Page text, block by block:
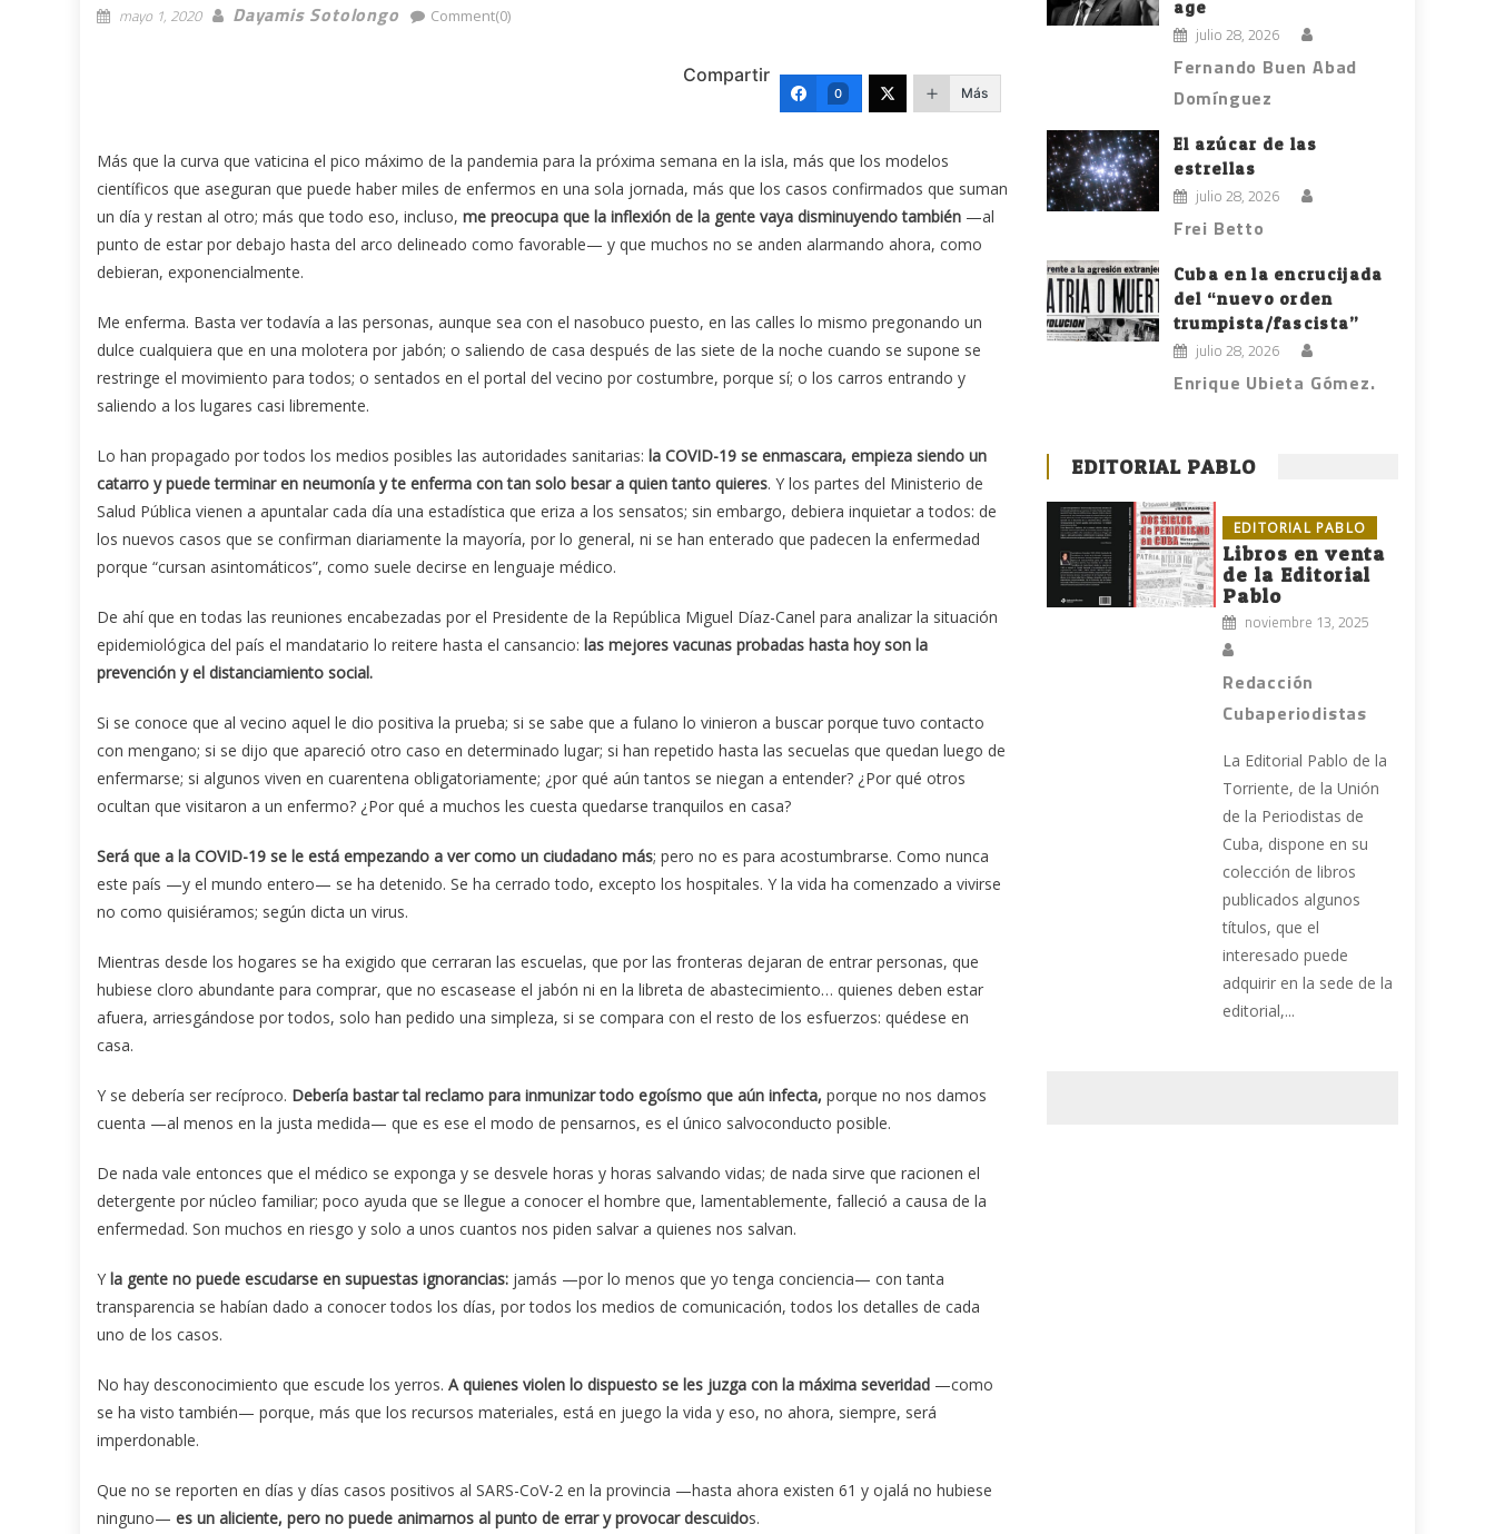
mayo 1, 2020 Dayamis Sotolongo Comment(0)
Compartir
0 Más
Más que la curva que vaticina el pico máximo de la pandemia para la próxima semana en la isla, más que los modelos
científicos que aseguran que puede haber miles de enfermos en una sola jornada, más que los casos confirmados que suman
un día y restan al otro; más que todo eso, incluso, me preocupa que la inflexión de la gente vaya disminuyendo también —al
punto de estar por debajo hasta del arco delineado como favorable— y que muchos no se anden alarmando ahora, como
debieran, exponencialmente.
Me enferma. Basta ver todavía a las personas, aunque sea con el nasobuco puesto, en las calles lo mismo pregonando un
dulce cualquiera que en una molotera por jabón; o saliendo de casa después de las siete de la noche cuando se supone se
restringe el movimiento para todos; o sentados en el portal del vecino por costumbre, porque sí; o los carros entrando y
saliendo a los lugares casi libremente.
Lo han propagado por todos los medios posibles las autoridades sanitarias: la COVID-19 se enmascara, empieza siendo un
catarro y puede terminar en neumonía y te enferma con tan solo besar a quien tanto quieres. Y los partes del Ministerio de
Salud Pública vienen a apuntalar cada día una estadística que eriza a los sensatos; sin embargo, debiera inquietar a todos: de
los nuevos casos que se confirman diariamente la mayoría, por lo general, ni se han enterado que padecen la enfermedad
porque “cursan asintomáticos”, como suele decirse en lenguaje médico.
De ahí que en todas las reuniones encabezadas por el Presidente de la República Miguel Díaz-Canel para analizar la situación
epidemiológica del país el mandatario lo reitere hasta el cansancio: las mejores vacunas probadas hasta hoy son la
prevención y el distanciamiento social.
Si se conoce que al vecino aquel le dio positiva la prueba; si se sabe que a fulano lo vinieron a buscar porque tuvo contacto
con mengano; si se dijo que apareció otro caso en determinado lugar; si han repetido hasta las secuelas que quedan luego de
enfermarse; si algunos viven en cuarentena obligatoriamente; ¿por qué aún tantos se niegan a entender? ¿Por qué otros
ocultan que visitaron a un enfermo? ¿Por qué a muchos les cuesta quedarse tranquilos en casa?
Será que a la COVID-19 se le está empezando a ver como un ciudadano más; pero no es para acostumbrarse. Como nunca
este país —y el mundo entero— se ha detenido. Se ha cerrado todo, excepto los hospitales. Y la vida ha comenzado a vivirse
no como quisiéramos; según dicta un virus.
Mientras desde los hogares se ha exigido que cerraran las escuelas, que por las fronteras dejaran de entrar personas, que
hubiese cloro abundante para comprar, que no escasease el jabón ni en la libreta de abastecimiento… quienes deben estar
afuera, arriesgándose por todos, solo han pedido una simpleza, si se compara con el resto de los esfuerzos: quédese en
casa.
Y se debería ser recíproco. Debería bastar tal reclamo para inmunizar todo egoísmo que aún infecta, porque no nos damos
cuenta —al menos en la justa medida— que es ese el modo de pensarnos, es el único salvoconducto posible.
De nada vale entonces que el médico se exponga y se desvele horas y horas salvando vidas; de nada sirve que racionen el
detergente por núcleo familiar; poco ayuda que se llegue a conocer el hombre que, lamentablemente, falleció a causa de la
enfermedad. Son muchos en riesgo y solo a unos cuantos nos piden salvar a quienes nos salvan.
Y la gente no puede escudarse en supuestas ignorancias: jamás —por lo menos que yo tenga conciencia— con tanta
transparencia se habían dado a conocer todos los días, por todos los medios de comunicación, todos los detalles de cada
uno de los casos.
No hay desconocimiento que escude los yerros. A quienes violen lo dispuesto se les juzga con la máxima severidad —como
se ha visto también— porque, más que los recursos materiales, está en juego la vida y eso, no ahora, siempre, será
imperdonable.
Que no se reporten en días y días casos positivos al SARS-CoV-2 en la provincia —hasta ahora existen 61 y ojalá no hubiese
ninguno— es un aliciente, pero no puede animarnos al punto de errar y provocar descuidos.
age
julio 28, 2026
Fernando Buen Abad
Domínguez
El azúcar de las
estrellas
julio 28, 2026
Frei Betto
Cuba en la encrucijada
del “nuevo orden
trumpista/fascista”
julio 28, 2026
Enrique Ubieta Gómez.
EDITORIAL PABLO
EDITORIAL PABLO
Libros en venta
de la Editorial
Pablo
noviembre 13, 2025
Redacción
Cubaperiodistas
La Editorial Pablo de la
Torriente, de la Unión
de la Periodistas de
Cuba, dispone en su
colección de libros
publicados algunos
títulos, que el
interesado puede
adquirir en la sede de la
editorial,...